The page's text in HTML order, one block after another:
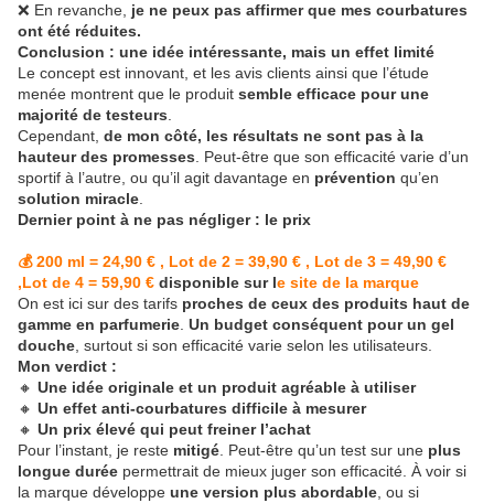
❌ En revanche, je ne peux pas affirmer que mes courbatures
ont été réduites.
Conclusion : une idée intéressante, mais un effet limité
Le concept est innovant, et les avis clients ainsi que l’étude
menée montrent que le produit semble efficace pour une
majorité de testeurs
Cependant, de mon côté, les résultats ne sont pas à la
hauteur des promesses . Peut-être que son efficacité varie d’un
sportif à l’autre, ou qu’il agit davantage en prévention qu’en
solution miracle
Dernier point à ne pas négliger : le prix
💰 200 ml = 24,90 € , Lot de 2 = 39,90 € , Lot de 3 = 49,90 €
,Lot de 4 = 59,90 € disponible sur le site de la marque
On est ici sur des tarifs proches de ceux des produits haut de
gamme en parfumerie Un budget conséquent pour un gel
douche , surtout si son efficacité varie selon les utilisateurs.
Mon verdict :
🔸 Une idée originale et un produit agréable à utiliser
🔸 Un effet anti-courbatures difficile à mesurer
🔸 Un prix élevé qui peut freiner l’achat
Pour l’instant, je reste mitigé . Peut-être qu’un test sur une plus
longue durée permettrait de mieux juger son efficacité. À voir si
la marque développe une version plus abordable , ou si